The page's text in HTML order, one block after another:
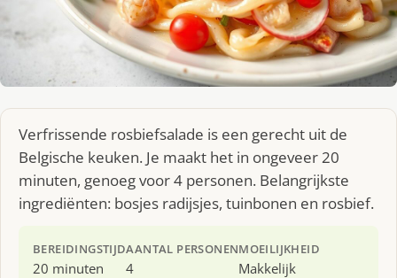
Verfrissende rosbiefsalade is een gerecht uit de
Belgische keuken. Je maakt het in ongeveer 20
minuten, genoeg voor 4 personen. Belangrijkste
ingrediënten: bosjes radijsjes, tuinbonen en rosbief.
BEREIDINGSTIJD
20 minuten
AANTAL PERSONEN
4
MOEILIJKHEID
Makkelijk